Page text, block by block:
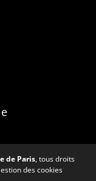
de Paris, tous droits
des cookies